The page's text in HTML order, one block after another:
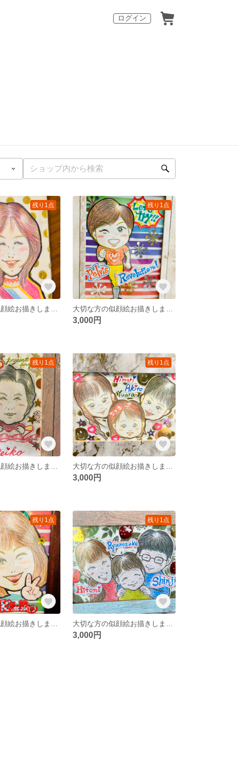
ログイン
残り1点 残り1点
3,000円
残り1点 残り1点
3,000円
残り1点 残り1点
3,000円